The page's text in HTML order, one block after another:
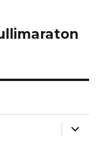
laienda